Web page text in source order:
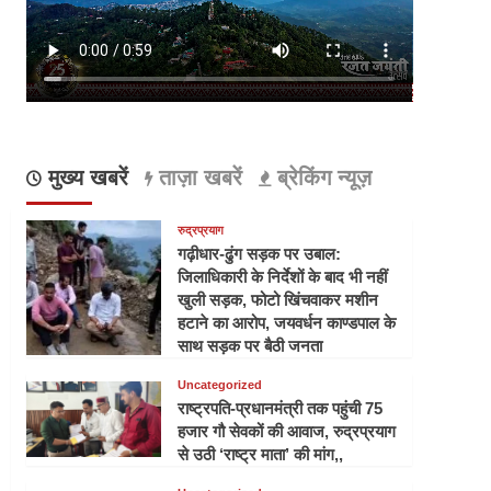
मुख्य खबरें ताज़ा खबरें ब्रेकिंग न्यूज़
रुद्रप्रयाग
गढ़ीधार-ढुंग सड़क पर उबाल:
जिलाधिकारी के निर्देशों के बाद भी नहीं
खुली सड़क, फोटो खिंचवाकर मशीन
हटाने का आरोप, जयवर्धन काण्डपाल के
साथ सड़क पर बैठी जनता
Uncategorized
राष्ट्रपति-प्रधानमंत्री तक पहुंची 75
हजार गौ सेवकों की आवाज, रुद्रप्रयाग
से उठी ‘राष्ट्र माता’ की मांग,,